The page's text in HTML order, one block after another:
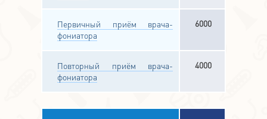
Первичный приём врача-
фониатора
6000
Повторный приём врача-
фониатора
4000